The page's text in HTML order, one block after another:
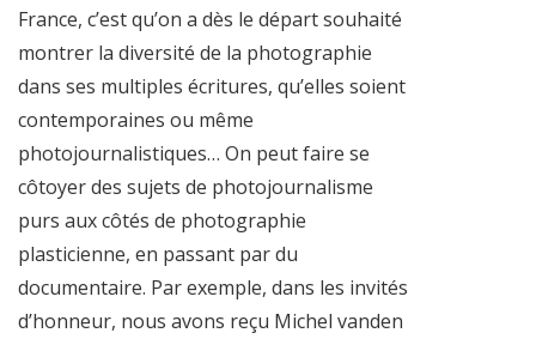
France, c’est qu’on a dès le départ souhaité
montrer la diversité de la photographie
dans ses multiples écritures, qu’elles soient
contemporaines ou même
photojournalistiques… On peut faire se
côtoyer des sujets de photojournalisme
purs aux côtés de photographie
plasticienne, en passant par du
documentaire. Par exemple, dans les invités
d’honneur, nous avons reçu Michel vanden